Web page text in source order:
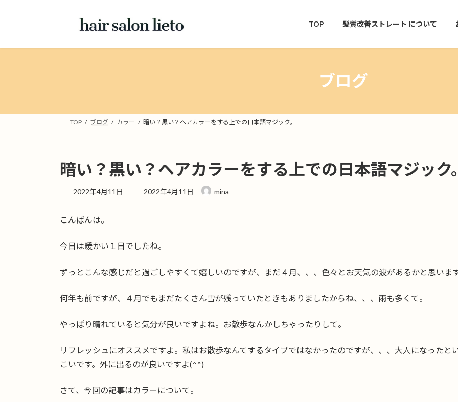
プ
動
TOP 髪質改善ストレート について
ブログ
TOP ブログ カラー 暗い？黒い？ヘアカラーをする上での日本語マジック。
暗い？黒い？ヘアカラーをする上での日本語マジック。
2022年4月11日
最
時
:
2022年4月11日 mina
こんばんは。
今日は暖かい１日でしたね。
ずっとこんな感じだと過ごしやすくて嬉しいのですが、まだ４月、、、色々とお天気の波があるかと思います
何年も前ですが、４月でもまだたくさん雪が残っていたときもありましたからね、、、雨も多くて。
やっぱり晴れていると気分が良いですよね。お散歩なんかしちゃったりして。
リフレッシュにオススメですよ。私はお散歩なんてするタイプではなかったのですが、、、大人になったと
こいです。外に出るのが良いですよ(^^)
さて、今回の記事はカラーについて。